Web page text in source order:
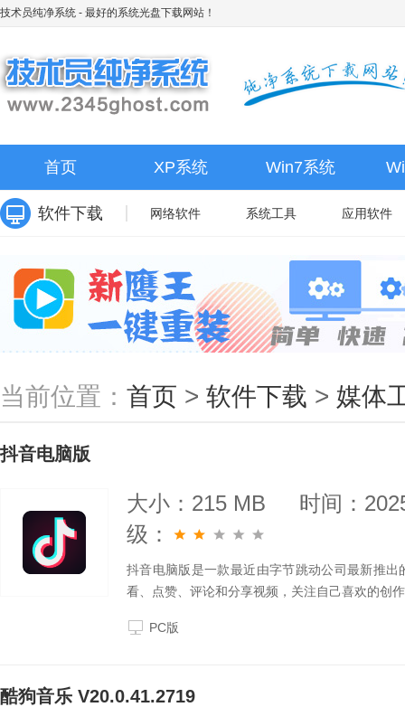
技术员纯净系统 - 最好的系统光盘下载网站！
首页 XP系统 Win7系统
软件下载 网络软件 系统工具 应用软件
当前位置： 首页 > 软件下载 > 媒体
抖音电脑版
大小：215 MB
时间：
级：
抖音电脑版是一款最近由字节跳动公司最新推
看、点赞、评论和分享视频，关注自己喜欢的创
PC版
酷狗音乐 V20.0.41.2719